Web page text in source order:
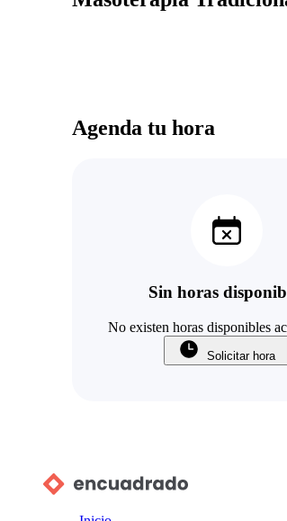
Agenda tu hora
Sin horas
No existen horas disponibles
Solicitar hora